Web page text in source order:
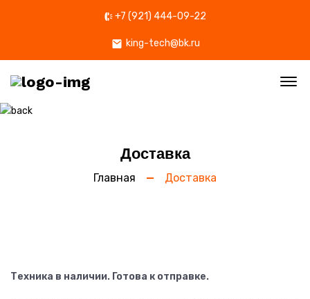
+7 (921) 444-09-22
king-tech@bk.ru
Доставка
Главная Доставка
Техника в наличии. Готова к отправке.